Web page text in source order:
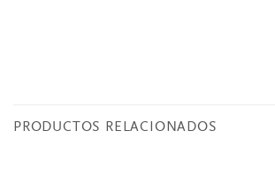
PRODUCTOS RELACIONADOS